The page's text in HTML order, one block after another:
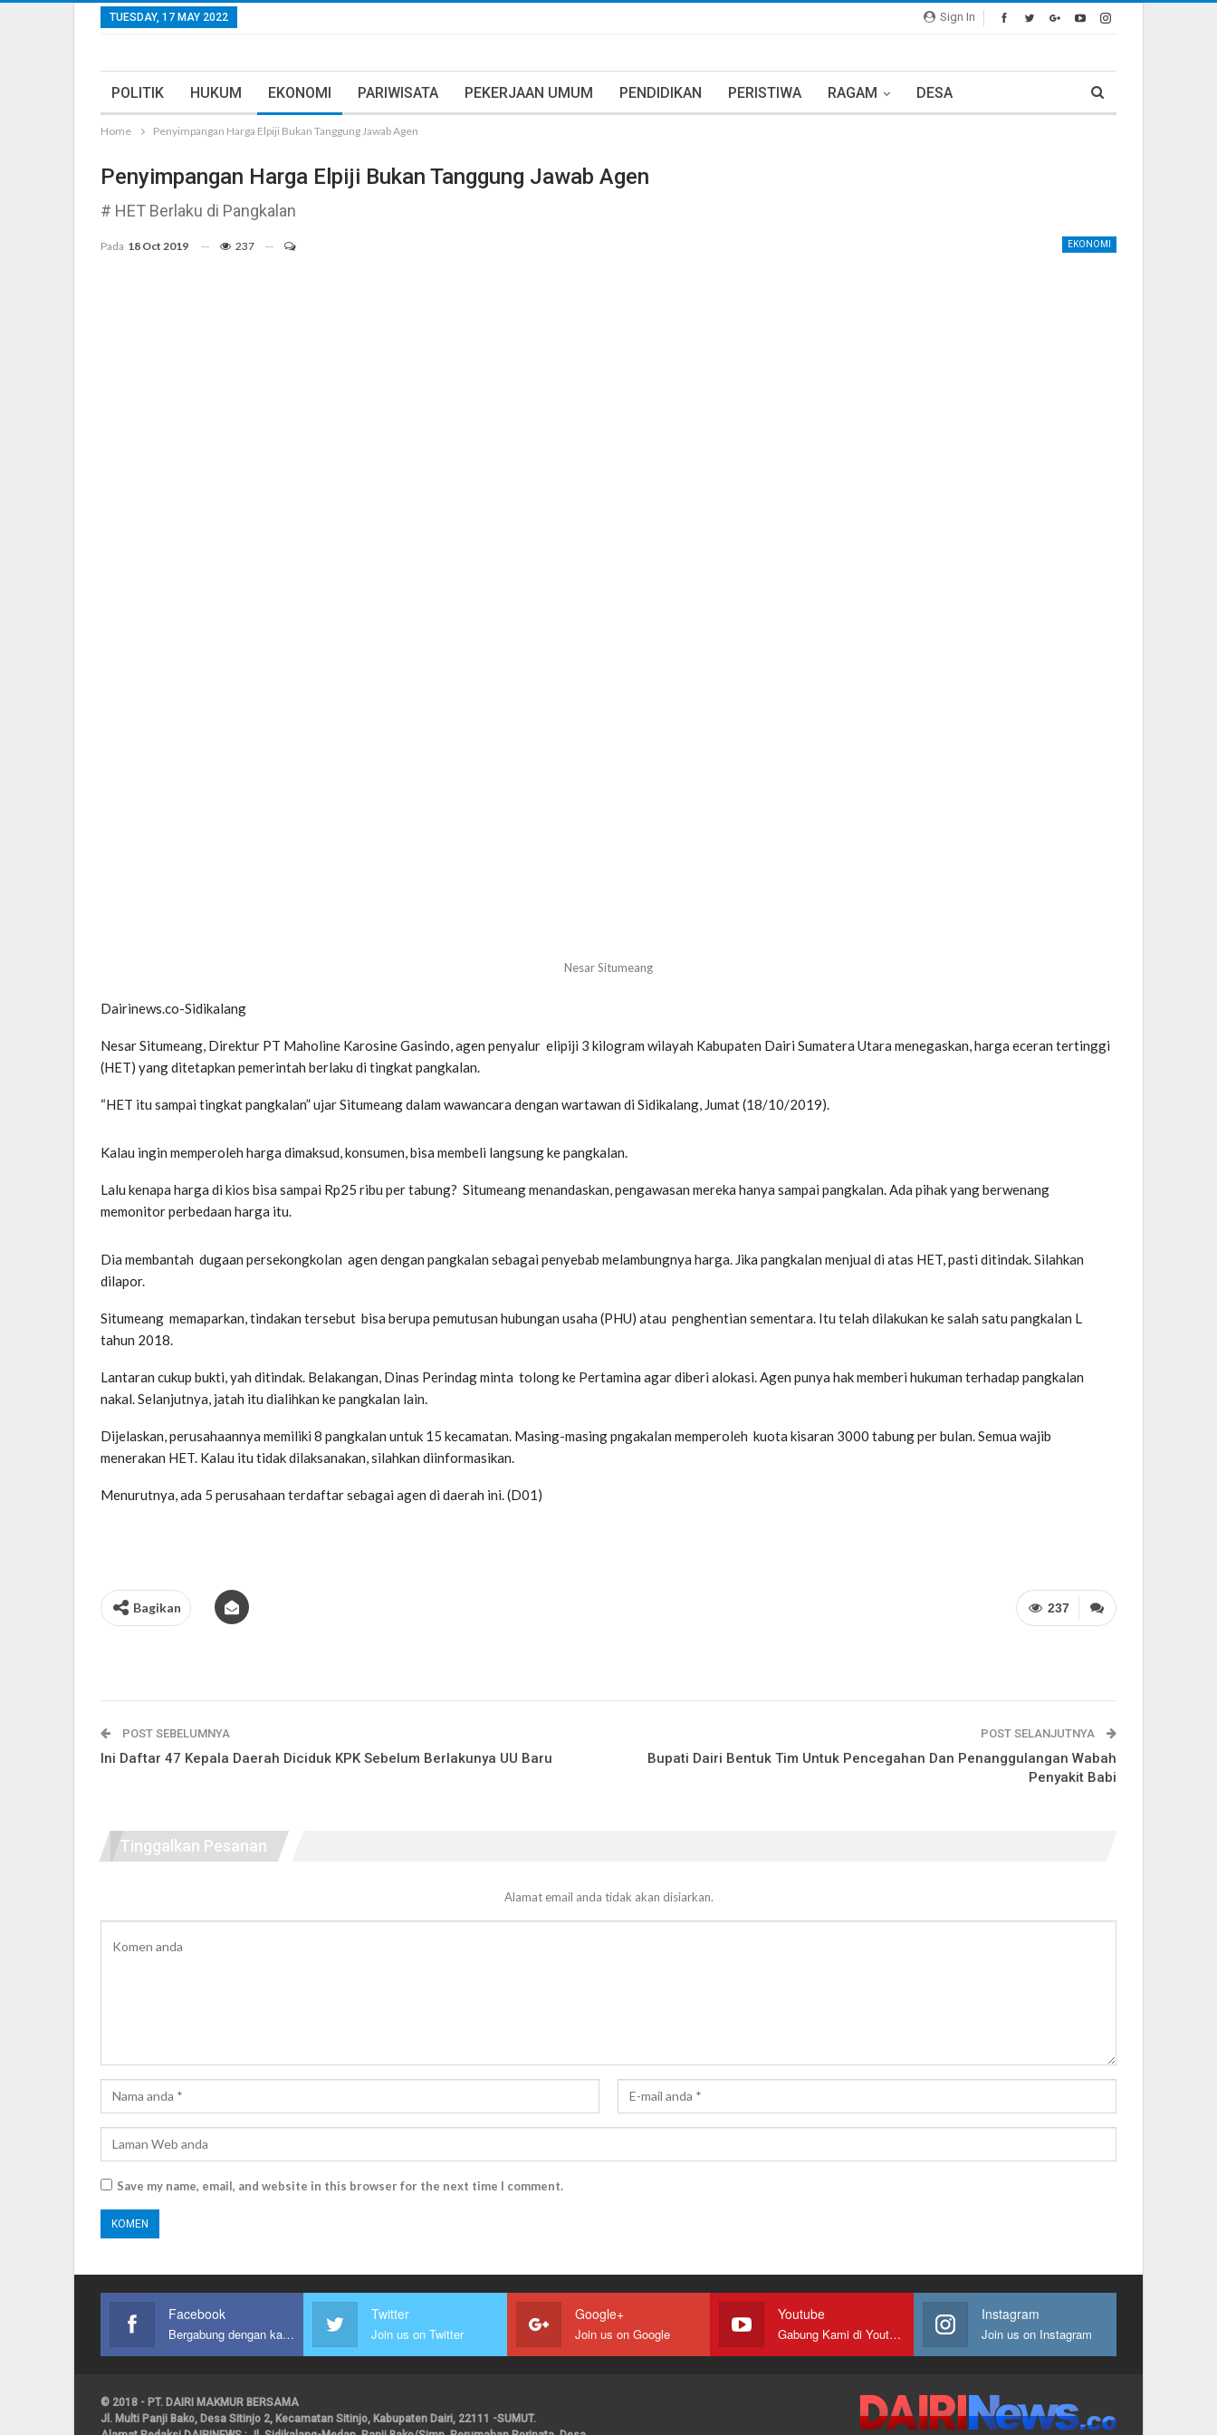
Sign In
TUESDAY, 17 MAY 2022
POLITIK HUKUM EKONOMI PARIWISATA PEKERJAAN UMUM PENDIDIKAN PERISTIWA RAGAM DESA
Home Penyimpangan Harga Elpiji Bukan Tanggung Jawab Agen
Penyimpangan Harga Elpiji Bukan Tanggung Jawab Agen
# HET Berlaku di Pangkalan
EKONOMI
Pada 18 Oct 2019 237
Nesar Situmeang
Dairinews.co-Sidikalang
Nesar Situmeang, Direktur PT Maholine Karosine Gasindo, agen penyalur elipiji 3 kilogram wilayah Kabupaten Dairi Sumatera Utara menegaskan, harga eceran tertinggi
(HET) yang ditetapkan pemerintah berlaku di tingkat pangkalan.
“HET itu sampai tingkat pangkalan” ujar Situmeang dalam wawancara dengan wartawan di Sidikalang, Jumat (18/10/2019).
Kalau ingin memperoleh harga dimaksud, konsumen, bisa membeli langsung ke pangkalan.
Lalu kenapa harga di kios bisa sampai Rp25 ribu per tabung? Situmeang menandaskan, pengawasan mereka hanya sampai pangkalan. Ada pihak yang berwenang
memonitor perbedaan harga itu.
Dia membantah dugaan persekongkolan agen dengan pangkalan sebagai penyebab melambungnya harga. Jika pangkalan menjual di atas HET, pasti ditindak. Silahkan
dilapor.
Situmeang memaparkan, tindakan tersebut bisa berupa pemutusan hubungan usaha (PHU) atau penghentian sementara. Itu telah dilakukan ke salah satu pangkalan L
tahun 2018.
Lantaran cukup bukti, yah ditindak. Belakangan, Dinas Perindag minta tolong ke Pertamina agar diberi alokasi. Agen punya hak memberi hukuman terhadap pangkalan
nakal. Selanjutnya, jatah itu dialihkan ke pangkalan lain.
Dijelaskan, perusahaannya memiliki 8 pangkalan untuk 15 kecamatan. Masing-masing pngakalan memperoleh kuota kisaran 3000 tabung per bulan. Semua wajib
menerakan HET. Kalau itu tidak dilaksanakan, silahkan diinformasikan.
Menurutnya, ada 5 perusahaan terdaftar sebagai agen di daerah ini. (D01)
237
Bagikan
POST SEBELUMNYA
Ini Daftar 47 Kepala Daerah Diciduk KPK Sebelum Berlakunya UU Baru
POST SELANJUTNYA
Bupati Dairi Bentuk Tim Untuk Pencegahan Dan Penanggulangan Wabah
Penyakit Babi
Tinggalkan Pesanan
Alamat email anda tidak akan disiarkan.
Save my name, email, and website in this browser for the next time I comment.
Facebook
Bergabung dengan kami
Twitter
Join us on Twitter
Google+
Join us on Google
Youtube
Gabung Kami di Youtube
Instagram
Join us on Instagram
© 2018 - PT. DAIRI MAKMUR BERSAMA
Jl. Multi Panji Bako, Desa Sitinjo 2, Kecamatan Sitinjo, Kabupaten Dairi, 22111 -SUMUT.